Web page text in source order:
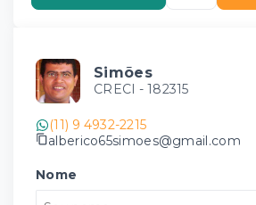
Simões
CRECI - 182315
(11) 9 4932-2215
alberico65simoes@gmail.com
Nome